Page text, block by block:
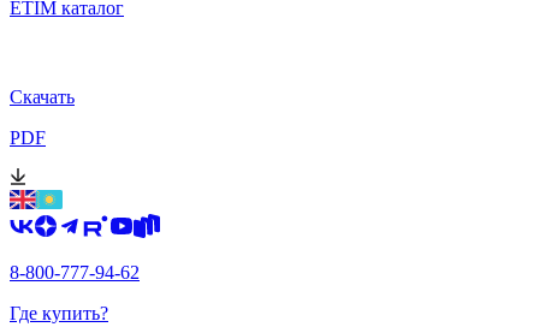
ETIM каталог
Скачать
PDF
8-800-777-94-62
Где купить?